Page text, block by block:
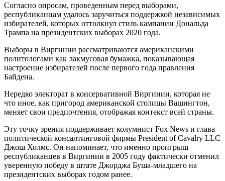
Согласно опросам, проведенным перед выборами,
республиканцам удалось заручиться поддержкой независимых
избирателей, которых оттолкнул стиль кампании Дональда
Трампа на президентских выборах 2020 года.
Выборы в Виргинии рассматриваются американскими
политологами как лакмусовая бумажка, показывающая
настроение избирателей после первого года правления
Байдена.
Нередко электорат в консервативной Виргинии, которая не
что иное, как пригород американской столицы Вашингтон,
меняет свои предпочтения, отображая контекст всей страны.
Эту точку зрения поддерживает колумнист Fox News и глава
политической консалтинговой фирмы President of Cavalry LLC
Джош Холмс. Он напоминает, что именно проигрыш
республиканцев в Виргинии в 2005 году фактически отменил
уверенную победу в штате Джорджа Буша-младшего на
президентских выборах годом ранее.